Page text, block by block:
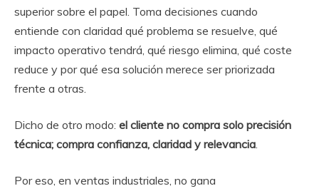
superior sobre el papel. Toma decisiones cuando
entiende con claridad qué problema se resuelve, qué
impacto operativo tendrá, qué riesgo elimina, qué coste
reduce y por qué esa solución merece ser priorizada
frente a otras.
Dicho de otro modo: el cliente no compra solo precisión
técnica; compra confianza, claridad y relevancia
Por eso, en ventas industriales, no gana